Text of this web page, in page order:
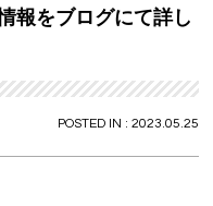
報をブログにて詳し
POSTED IN : 2023.05.25